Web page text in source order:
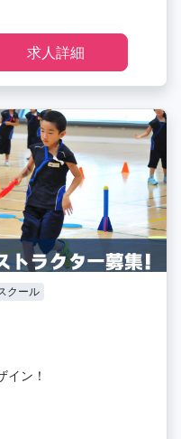
求人詳細
クール
イン！